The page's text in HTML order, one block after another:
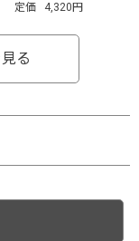
定価
4,320円
る